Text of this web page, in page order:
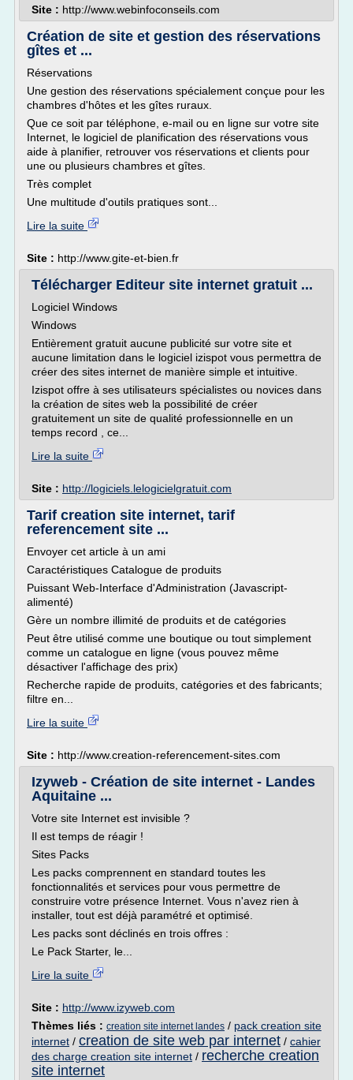
Site : http://www.webinfoconseils.com
Création de site et gestion des réservations
gîtes et ...
Réservations
Une gestion des réservations spécialement conçue pour les
chambres d'hôtes et les gîtes ruraux.
Que ce soit par téléphone, e-mail ou en ligne sur votre site
Internet, le logiciel de planification des réservations vous
aide à planifier, retrouver vos réservations et clients pour
une ou plusieurs chambres et gîtes.
Très complet
Une multitude d'outils pratiques sont...
Lire la suite
Site : http://www.gite-et-bien.fr
Télécharger Editeur site internet gratuit ...
Logiciel Windows
Windows
Entièrement gratuit aucune publicité sur votre site et
aucune limitation dans le logiciel izispot vous permettra de
créer des sites internet de manière simple et intuitive.
Izispot offre à ses utilisateurs spécialistes ou novices dans
la création de sites web la possibilité de créer
gratuitement un site de qualité professionnelle en un
temps record , ce...
Lire la suite
Site : http://logiciels.lelogicielgratuit.com
Tarif creation site internet, tarif
referencement site ...
Envoyer cet article à un ami
Caractéristiques Catalogue de produits
Puissant Web-Interface d'Administration (Javascript-
alimenté)
Gère un nombre illimité de produits et de catégories
Peut être utilisé comme une boutique ou tout simplement
comme un catalogue en ligne (vous pouvez même
désactiver l'affichage des prix)
Recherche rapide de produits, catégories et des fabricants;
filtre en...
Lire la suite
Site : http://www.creation-referencement-sites.com
Izyweb - Création de site internet - Landes
Aquitaine ...
Votre site Internet est invisible ?
Il est temps de réagir !
Sites Packs
Les packs comprennent en standard toutes les
fonctionnalités et services pour vous permettre de
construire votre présence Internet. Vous n'avez rien à
installer, tout est déjà paramétré et optimisé.
Les packs sont déclinés en trois offres :
Le Pack Starter, le...
Lire la suite
Site : http://www.izyweb.com
Thèmes liés : creation site internet landes / pack creation site
internet / creation de site web par internet / cahier
des charge creation site internet / recherche creation
site internet